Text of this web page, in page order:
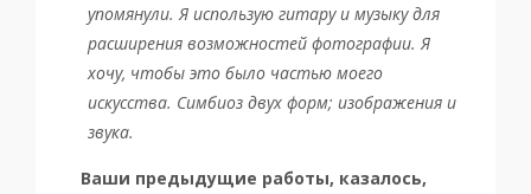
упомянули. Я использую гитару и музыку для
расширения возможностей фотографии. Я
хочу, чтобы это было частью моего
искусства. Симбиоз двух форм; изображения и
звука.
Ваши предыдущие работы, казалось,